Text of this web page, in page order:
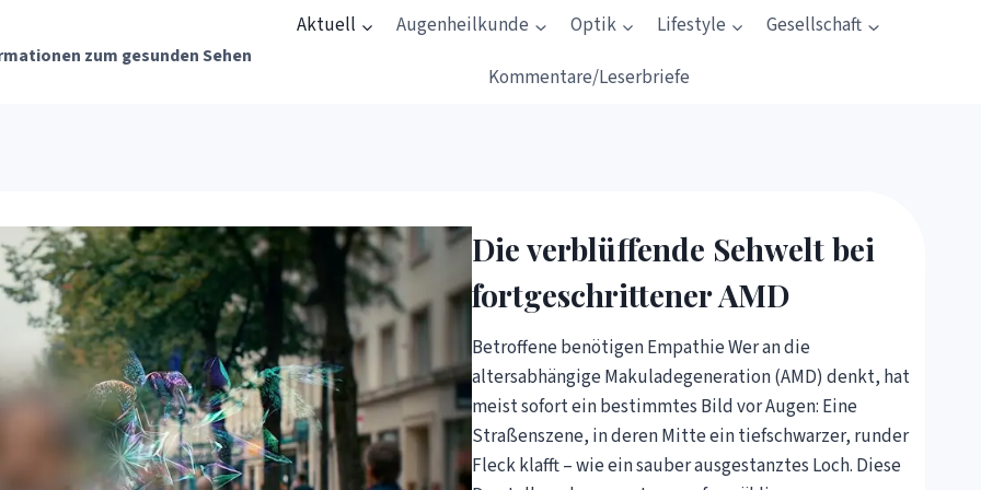
zum gesunden Sehen
Aktuell Augenheilkunde Optik Lifestyle
Gesellschaft
Kommentare/Leserbriefe
Die verblüffende Sehwelt bei
fortgeschrittener AMD
Betroffene benötigen Empathie Wer an die
altersabhängige Makuladegeneration (AMD) denkt, hat
meist sofort ein bestimmtes Bild vor Augen: Eine
Straßenszene, in deren Mitte ein tiefschwarzer, runder
Fleck klafft – wie ein sauber ausgestanztes Loch. Diese